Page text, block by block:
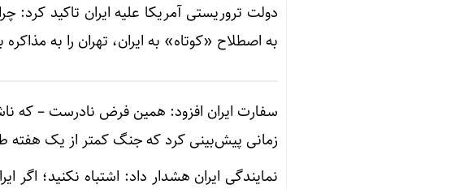
دولت تروریستی آمریکا علیه ایران تاکید
به اصطلاح «کوتاه» به ایران، تهران را به
سفارت ایران افزود: همین فرض نادرست – که
زمانی پیش‌بینی کرد که جنگ کمتر از یک
نمایندگی ایران هشدار داد: اشتباه نکنید؛ اگر